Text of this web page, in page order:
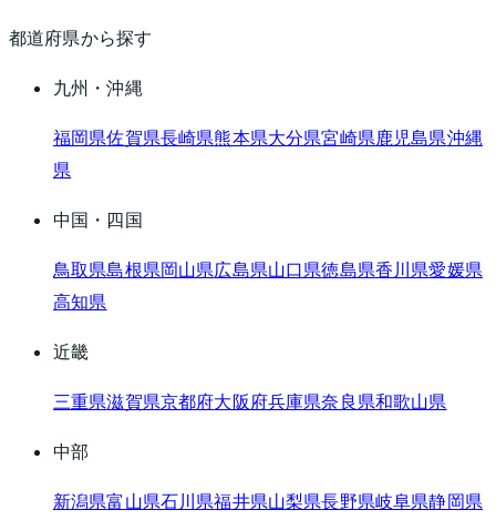
都道府県から探す
九州・沖縄
福岡県佐賀県長崎県熊本県大分県宮崎県鹿児島県沖縄
県
中国・四国
鳥取県島根県岡山県広島県山口県徳島県香川県愛媛県
高知県
近畿
三重県滋賀県京都府大阪府兵庫県奈良県和歌山県
中部
新潟県富山県石川県福井県山梨県長野県岐阜県静岡県